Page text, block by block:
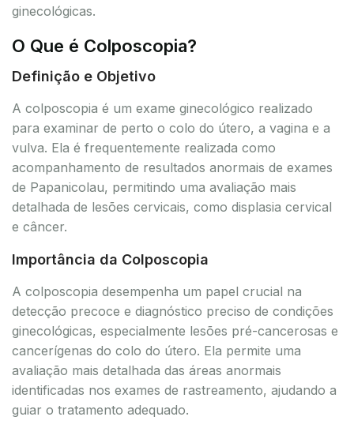
ginecológicas.
O Que é Colposcopia?
Definição e Objetivo
A colposcopia é um exame ginecológico realizado
para examinar de perto o colo do útero, a vagina e a
vulva. Ela é frequentemente realizada como
acompanhamento de resultados anormais de exames
de Papanicolau, permitindo uma avaliação mais
detalhada de lesões cervicais, como displasia cervical
e câncer.
Importância da Colposcopia
A colposcopia desempenha um papel crucial na
detecção precoce e diagnóstico preciso de condições
ginecológicas, especialmente lesões pré-cancerosas e
cancerígenas do colo do útero. Ela permite uma
avaliação mais detalhada das áreas anormais
identificadas nos exames de rastreamento, ajudando a
guiar o tratamento adequado.